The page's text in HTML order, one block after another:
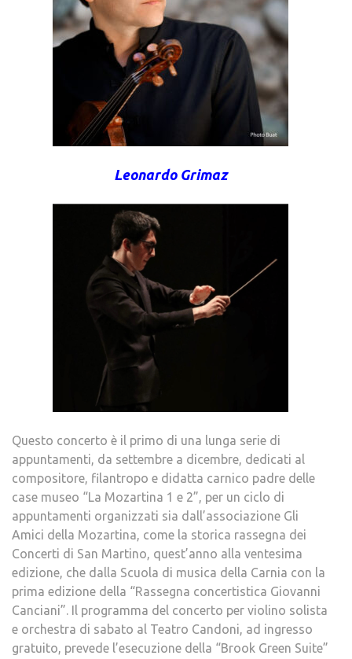
Leonardo Grimaz
Questo concerto è il primo di una lunga serie di
appuntamenti, da settembre a dicembre, dedicati al
compositore, filantropo e didatta carnico padre delle
case museo “La Mozartina 1 e 2”, per un ciclo di
appuntamenti organizzati sia dall’associazione Gli
Amici della Mozartina, come la storica rassegna dei
Concerti di San Martino, quest’anno alla ventesima
edizione, che dalla Scuola di musica della Carnia con la
prima edizione della “Rassegna concertistica Giovanni
Canciani”. Il programma del concerto per violino solista
e orchestra di sabato al Teatro Candoni, ad ingresso
gratuito, prevede l’esecuzione della “Brook Green Suite”